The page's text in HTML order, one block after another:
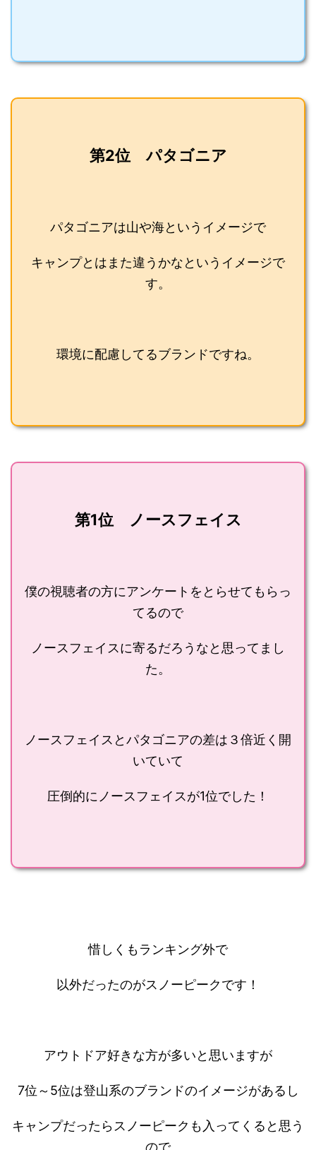
第2位 パタゴニア
パタゴニアは山や海というイメージで
キャンプとはまた違うかなというイメージで
す。
環境に配慮してるブランドですね。
第1位 ノースフェイス
僕の視聴者の方にアンケートをとらせてもらっ
てるので
ノースフェイスに寄るだろうなと思ってまし
た。
ノースフェイスとパタゴニアの差は３倍近く開
いていて
圧倒的にノースフェイスが1位でした！
惜しくもランキング外で
以外だったのがスノーピークです！
アウトドア好きな方が多いと思いますが
7位～5位は登山系のブランドのイメージがあるし
キャンプだったらスノーピークも入ってくると思う
ので